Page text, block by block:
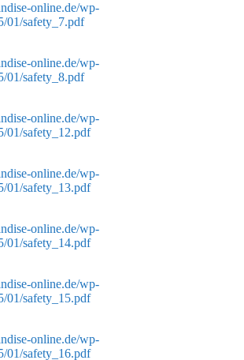
online.de/wp-
01/safety_7.pdf
online.de/wp-
01/safety_8.pdf
online.de/wp-
01/safety_12.pdf
online.de/wp-
01/safety_13.pdf
online.de/wp-
01/safety_14.pdf
online.de/wp-
01/safety_15.pdf
online.de/wp-
01/safety_16.pdf